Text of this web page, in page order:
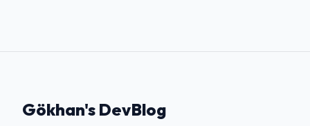
Gökhan's DevBlog